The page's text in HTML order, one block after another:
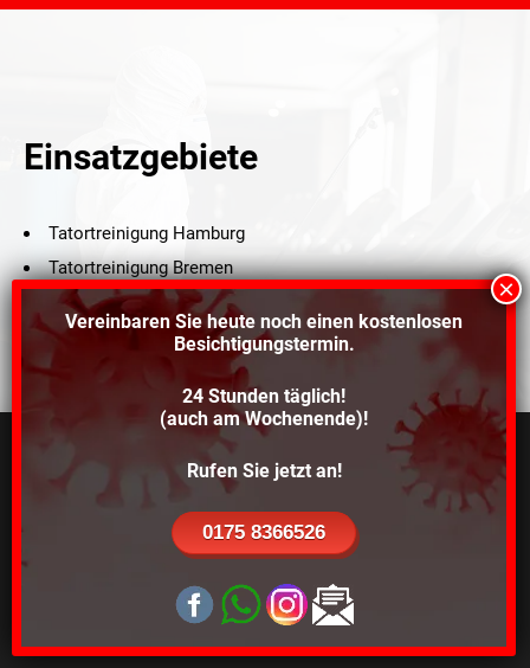
Einsatzgebiete
Tatortreinigung Hamburg
Tatortreinigung Bremen
Tatortreinigung Schleswig-Holstein
Tatortreinigung Niedersachsen
Tatortreinigung Oldenburg
Tatortreinigung Hannover
weitere Einsatzgebiete…
Schroeder Service Team Nord
Vereinbaren Sie heute noch einen kostenlosen
Besichtigungstermin.
24 Stunden täglich!
(auch am Wochenende)!
Rufen Sie jetzt an!
0175 8366526
Wir verwenden Cookies, um dir die bestmögliche
Erfahrung auf unserer Website zu bieten.
Einstellungenkannst du erfahren, welche Cookies
wir verwenden oder sie ausschalten. Weitere
Informationen findest du auf unsererDatenschutz-Seite
Alle Akzeptieren Ablehnen GDPR Cookie-Banner